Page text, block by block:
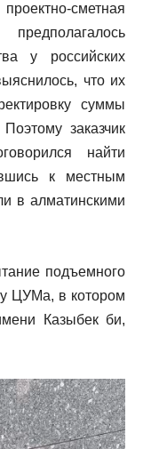
сметная
у российских
что их
суммы
заказчик
найти
к местным
в алматинскими
подъемного
ЦУМа, в котором
Казыбек би,